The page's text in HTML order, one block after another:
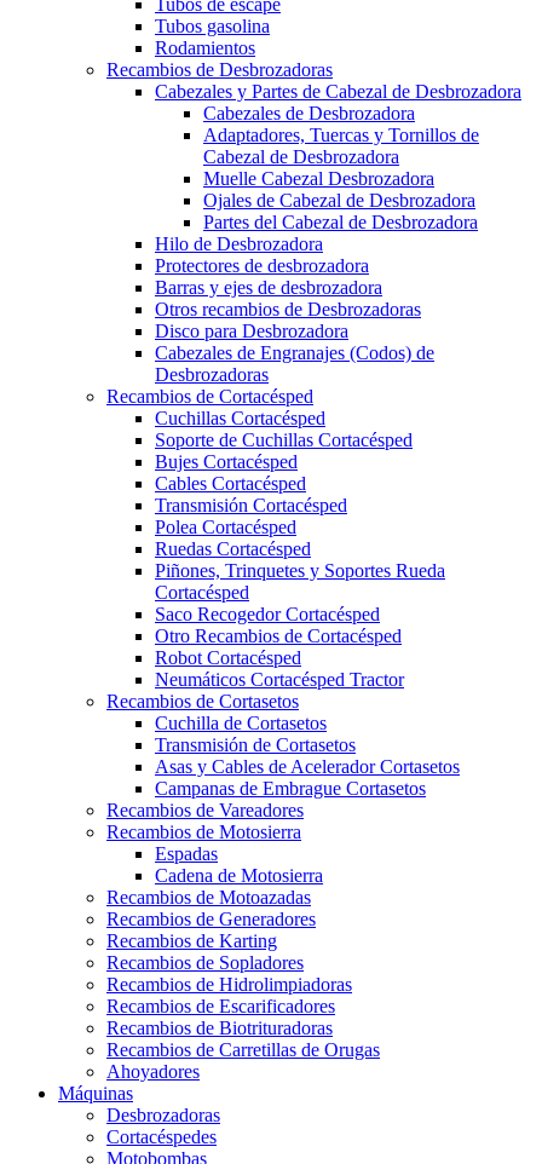
Tubos de escape
Tubos gasolina
Rodamientos
Recambios de Desbrozadoras
Cabezales y Partes de Cabezal de Desbrozadora
Cabezales de Desbrozadora
Adaptadores, Tuercas y Tornillos de
Cabezal de Desbrozadora
Muelle Cabezal Desbrozadora
Ojales de Cabezal de Desbrozadora
Partes del Cabezal de Desbrozadora
Hilo de Desbrozadora
Protectores de desbrozadora
Barras y ejes de desbrozadora
Otros recambios de Desbrozadoras
Disco para Desbrozadora
Cabezales de Engranajes (Codos) de
Desbrozadoras
Recambios de Cortacésped
Cuchillas Cortacésped
Soporte de Cuchillas Cortacésped
Bujes Cortacésped
Cables Cortacésped
Transmisión Cortacésped
Polea Cortacésped
Ruedas Cortacésped
Piñones, Trinquetes y Soportes Rueda
Cortacésped
Saco Recogedor Cortacésped
Otro Recambios de Cortacésped
Robot Cortacésped
Neumáticos Cortacésped Tractor
Recambios de Cortasetos
Cuchilla de Cortasetos
Transmisión de Cortasetos
Asas y Cables de Acelerador Cortasetos
Campanas de Embrague Cortasetos
Recambios de Vareadores
Recambios de Motosierra
Espadas
Cadena de Motosierra
Recambios de Motoazadas
Recambios de Generadores
Recambios de Karting
Recambios de Sopladores
Recambios de Hidrolimpiadoras
Recambios de Escarificadores
Recambios de Biotrituradoras
Recambios de Carretillas de Orugas
Ahoyadores
Máquinas
Desbrozadoras
Cortacéspedes
Motobombas